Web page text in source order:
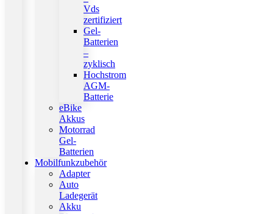
Vds
zertifiziert
Gel-
Batterien
–
zyklisch
Hochstrom
AGM-
Batterie
eBike
Akkus
Motorrad
Gel-
Batterien
Mobilfunkzubehör
Adapter
Auto
Ladegerät
Akku